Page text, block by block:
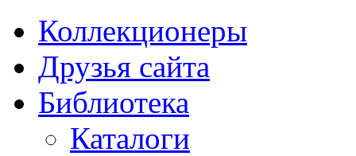
Коллекционеры
Друзья сайта
Библиотека
Каталоги